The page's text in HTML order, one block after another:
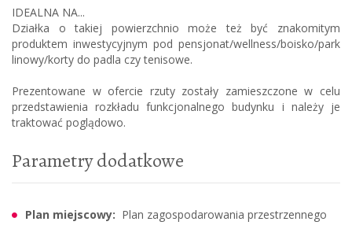
IDEALNA NA...
Działka o takiej powierzchnio może też być znakomitym
produktem inwestycyjnym pod pensjonat/wellness/boisko/park
linowy/korty do padla czy tenisowe.
Prezentowane w ofercie rzuty zostały zamieszczone w celu
przedstawienia rozkładu funkcjonalnego budynku i należy je
traktować poglądowo.
Parametry dodatkowe
Plan miejscowy: Plan zagospodarowania przestrzennego